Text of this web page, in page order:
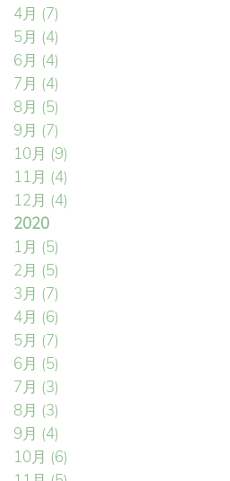
4月 (7)
5月 (4)
6月 (4)
7月 (4)
8月 (5)
9月 (7)
10月 (9)
11月 (4)
12月 (4)
2020
1月 (5)
2月 (5)
3月 (7)
4月 (6)
5月 (7)
6月 (5)
7月 (3)
8月 (3)
9月 (4)
10月 (6)